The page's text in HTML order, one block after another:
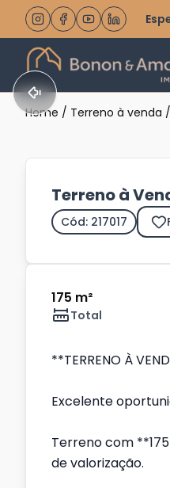
Home / Terreno à venda /
Terreno à
Cód: 217017
175 m²
Total
**TERRENO À
Excelente
Terreno com
de valorização.